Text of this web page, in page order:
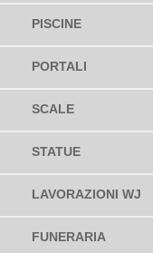
PISCINE
PORTALI
SCALE
STATUE
LAVORAZIONI WJ
FUNERARIA